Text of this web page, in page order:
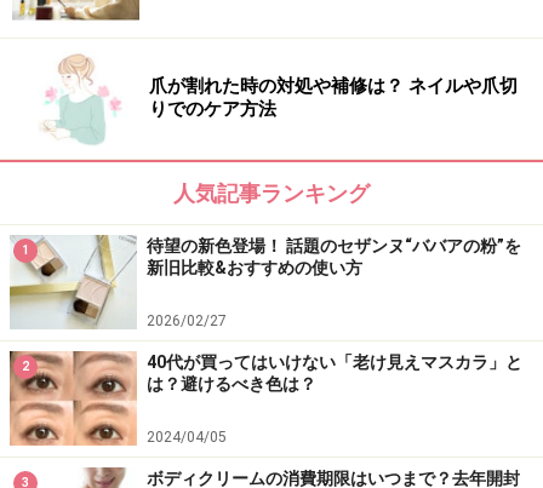
こちらは、ティントリップではないのですが、とにかく
マスクにつきにくいと定評のある1品。それもそのは
ず、マスクにカラーがついてしまうストレスを徹底的に
追求した高密着なステイカラーと色落ち防止コートの2
ステップのマスク処方の落ちないリップなのです。さら
にヒアルロン酸、ホホバ種子油、アーモンド油、マカデ
ならない！ うるツヤ唇を叶えます。画像下の左がリップ
のみ、真ん中がコートのみ、右がリップにコートをした
ものです。
どれも唇をキレイに染め上げるのに、潤いもキープして
くれる優秀リップばかり。マスクへの色移りも気になら
ないので、ニューノーマルになってリップを塗るのをや
爪が割れた時の対処や補修は？ ネイルや爪切
りでのケア方法
人気記事ランキング
1
待望の新色登場！ 話題のセザンヌ“ババアの粉”を
新旧比較&おすすめの使い方
2026/02/27
2
40代が買ってはいけない「老け見えマスカラ」と
は？避けるべき色は？
2024/04/05
3
ボディクリームの消費期限はいつまで？去年開封